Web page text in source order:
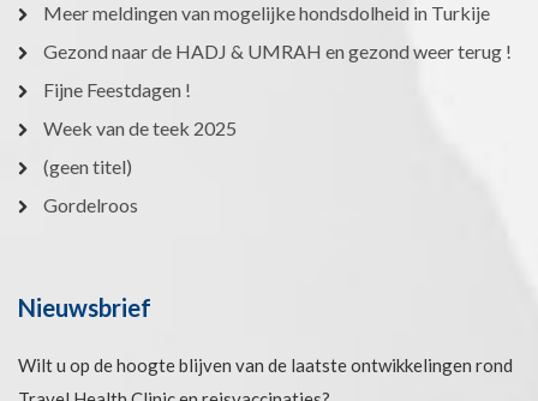
Meer meldingen van mogelijke hondsdolheid in Turkije
Gezond naar de HADJ & UMRAH en gezond weer terug !
Fijne Feestdagen !
Week van de teek 2025
(geen titel)
Gordelroos
Nieuwsbrief
Wilt u op de hoogte blijven van de laatste ontwikkelingen rond